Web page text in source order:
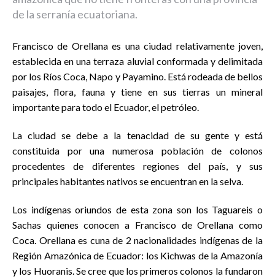
de la serranía ecuatoriana.
Francisco de Orellana es una ciudad relativamente joven,
establecida en una terraza aluvial conformada y delimitada
por los Ríos Coca, Napo y Payamino. Está rodeada de bellos
paisajes, flora, fauna y tiene en sus tierras un mineral
importante para todo el Ecuador, el petróleo.
La ciudad se debe a la tenacidad de su gente y está
constituida por una numerosa población de colonos
procedentes de diferentes regiones del país, y sus
principales habitantes nativos se encuentran en la selva.
Los indígenas oriundos de esta zona son los Taguareis o
Sachas quienes conocen a Francisco de Orellana como
Coca. Orellana es cuna de 2 nacionalidades indígenas de la
Región Amazónica de Ecuador: los Kichwas de la Amazonía
y los Huoranis. Se cree que los primeros colonos la fundaron